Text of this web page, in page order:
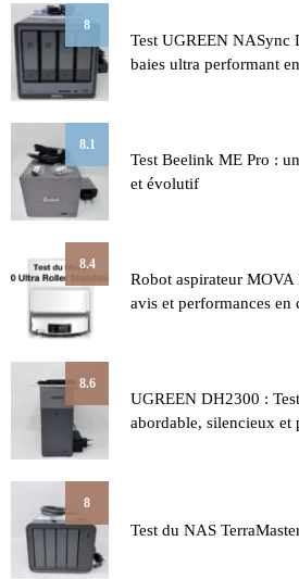
8
Test UGREEN NASync
baies ultra performant
8.1
Test Beelink ME Pro :
et évolutif
8.4
Robot aspirateur
avis et performances en
8.6
UGREEN DH2300 :
abordable, silencieux et
8
Test du NAS